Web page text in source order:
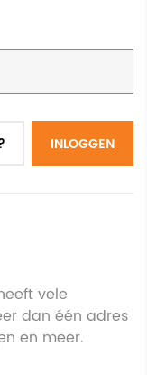
INLOGGEN
vele
dan één adres
en meer.